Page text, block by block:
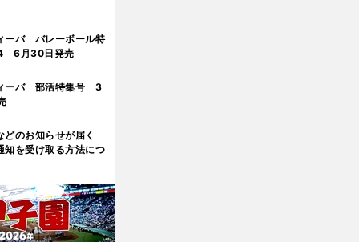
ーバ バレーボール特
6月30日発売
ーバ 部活特集号 3
どのお知らせが届く
知を受け取る方法につ